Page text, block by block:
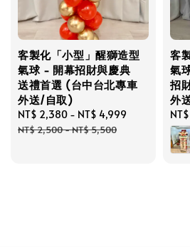
客製化「小型」醒獅造型
氣球 - 開幕招財與慶典
送禮首選 (台中台北專車
外送/自取)
Sale
price
NT$ 2,380 - NT$ 4,999
NT$ 2,500-NT$ 5,500
客
氣
招
外